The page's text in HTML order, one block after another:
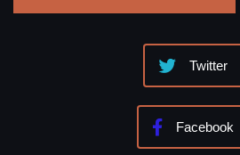
Twitter
Facebook